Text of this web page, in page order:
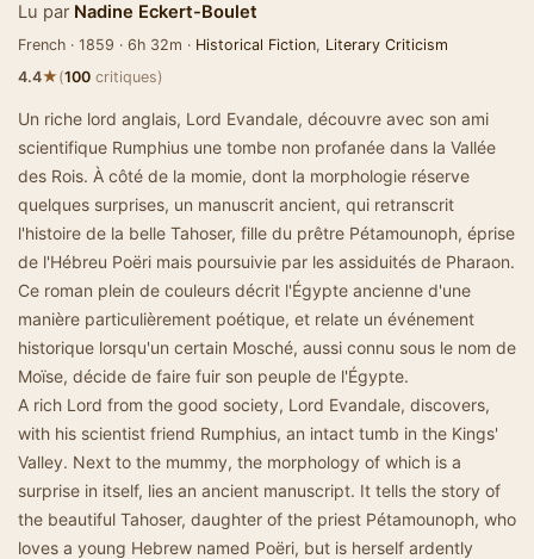
Lu par Nadine Eckert-Boulet
French · 1859 · 6h 32m · Historical Fiction, Literary Criticism
4.4★(100 critiques)
Un riche lord anglais, Lord Evandale, découvre avec son ami
scientifique Rumphius une tombe non profanée dans la Vallée
des Rois. À côté de la momie, dont la morphologie réserve
quelques surprises, un manuscrit ancient, qui retranscrit
l'histoire de la belle Tahoser, fille du prêtre Pétamounoph, éprise
de l'Hébreu Poëri mais poursuivie par les assiduités de Pharaon.
Ce roman plein de couleurs décrit l'Égypte ancienne d'une
manière particulièrement poétique, et relate un événement
historique lorsqu'un certain Mosché, aussi connu sous le nom de
Moïse, décide de faire fuir son peuple de l'Égypte.
A rich Lord from the good society, Lord Evandale, discovers,
with his scientist friend Rumphius, an intact tumb in the Kings'
Valley. Next to the mummy, the morphology of which is a
surprise in itself, lies an ancient manuscript. It tells the story of
the beautiful Tahoser, daughter of the priest Pétamounoph, who
loves a young Hebrew named Poëri, but is herself ardently